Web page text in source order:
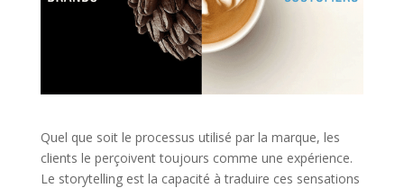
Quel que soit le processus utilisé par la marque, les
clients le perçoivent toujours comme une expérience.
Le storytelling est la capacité à traduire ces sensations